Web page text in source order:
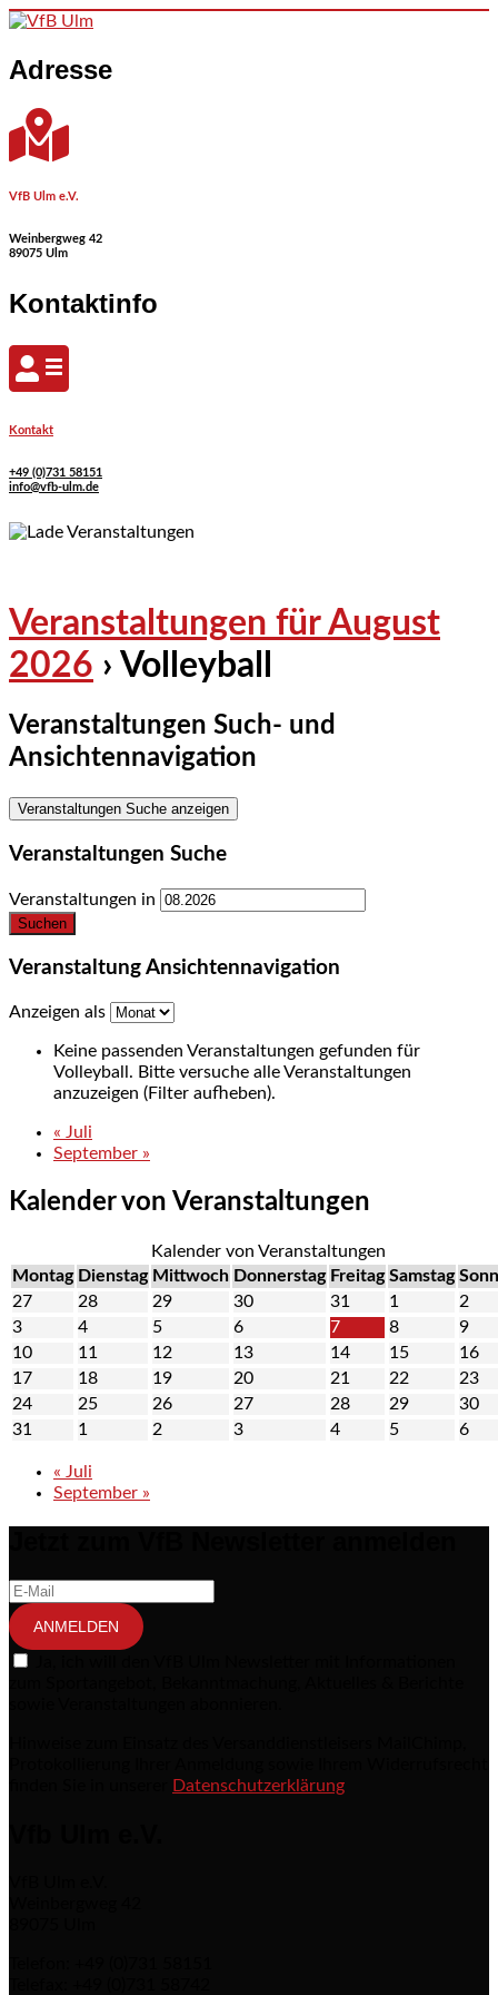
Skip to content
Adresse
VfB Ulm e.V.
Weinbergweg 42
89075 Ulm
Kontaktinfo
Kontakt
+49 (0)731 58151
info@vfb-ulm.de
Veranstaltungen für August
2026 › Volleyball
Veranstaltungen Such- und
Ansichtennavigation
Veranstaltungen Suche anzeigen
Veranstaltungen Suche
Veranstaltungen in
Veranstaltung Ansichtennavigation
Anzeigen als
Keine passenden Veranstaltungen gefunden für
Volleyball. Bitte versuche alle Veranstaltungen
anzuzeigen (Filter aufheben).
« Juli
September »
Kalender von Veranstaltungen
Kalender von Veranstaltungen
Montag Dienstag Mittwoch Donnerstag Freitag Samstag
27
28 29 30 31 1
2
3
4 5 6 7 8
9
10
11 12 13 14 15
16
17
18 19 20 21 22
23
24
25 26 27 28 29
30
31
1 2 3 4 5 6
« Juli
September »
ANMELDEN
Datenschutzerklärung